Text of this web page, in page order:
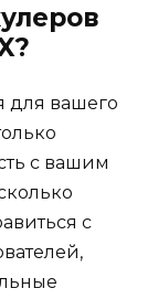
для вашего
с вашим
с